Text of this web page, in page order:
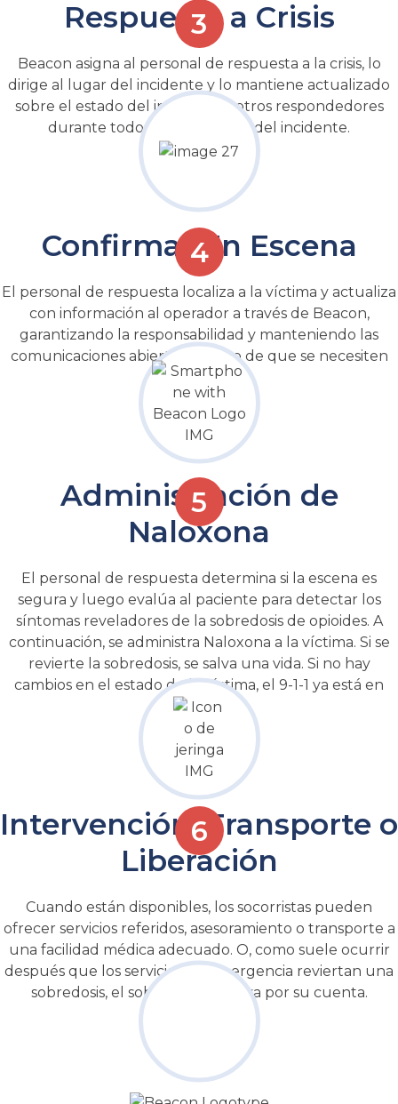
Respuesta a Crisis
Beacon asigna al personal de respuesta a la crisis, lo
dirige al lugar del incidente y lo mantiene actualizado
sobre el estado del incidente y otros respondedores
durante todo el ciclo de vida del incidente.
Confirmar En Escena
El personal de respuesta localiza a la víctima y actualiza
con información al operador a través de Beacon,
garantizando la responsabilidad y manteniendo las
comunicaciones abiertas en caso de que se necesiten
más recursos.
Administración de
Naloxona
El personal de respuesta determina si la escena es
segura y luego evalúa al paciente para detectar los
síntomas reveladores de la sobredosis de opioides. A
continuación, se administra Naloxona a la víctima. Si se
revierte la sobredosis, se salva una vida. Si no hay
cambios en el estado de la víctima, el 9-1-1 ya está en
camino.
Intervención, Transporte o
Liberación
Cuando están disponibles, los socorristas pueden
ofrecer servicios referidos, asesoramiento o transporte a
una facilidad médica adecuado. O, como suele ocurrir
después que los servicios de emergencia reviertan una
sobredosis, el sobreviviente se va por su cuenta.